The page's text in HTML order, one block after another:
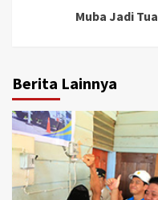
Muba Jadi
Berita Lainnya